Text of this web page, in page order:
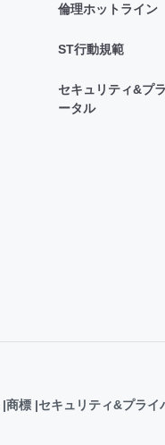
倫理ホットライン
ST行動規範
セキュリティ&プ
ータル
商標 セキュリティ&プライ